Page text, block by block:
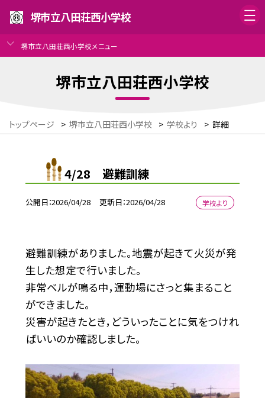
堺市立八田荘西小学校
堺市立八田荘西小学校メニュー
堺市立八田荘西小学校
トップページ > 堺市立八田荘西小学校 > 学校より > 詳細
4/28 避難訓練
公開日 2026/04/28 更新日 2026/04/28 学校より
避難訓練がありました。地震が起きて火災が発
生した想定で行いました。
非常ベルが鳴る中，運動場にさっと集まること
ができました。
災害が起きたとき，どういったことに気をつけれ
ばいいのか確認しました。